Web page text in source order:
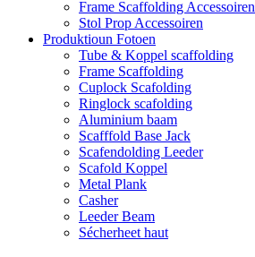
Frame Scaffolding Accessoiren
Stol Prop Accessoiren
Produktioun Fotoen
Tube & Koppel scaffolding
Frame Scaffolding
Cuplock Scafolding
Ringlock scafolding
Aluminium baam
Scafffold Base Jack
Scafendolding Leeder
Scafold Koppel
Metal Plank
Casher
Leeder Beam
Sécherheet haut